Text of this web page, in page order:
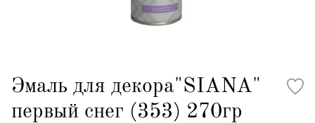
Эмаль для декора"SIANA"
первый снег (353) 270гр